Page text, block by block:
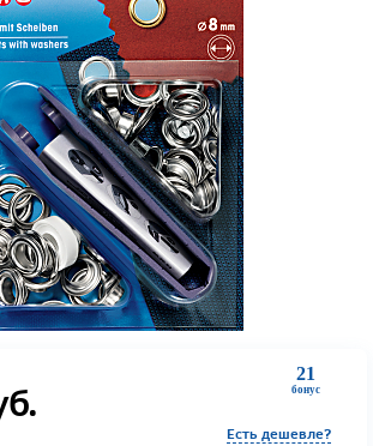
21
бонус
Есть дешевле?